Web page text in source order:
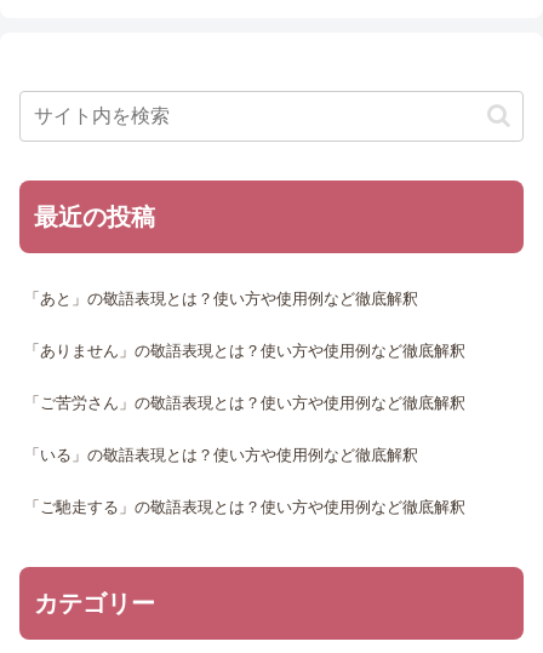
最近の投稿
「あと」の敬語表現とは？使い方や使用例など徹底解釈
「ありません」の敬語表現とは？使い方や使用例など徹底解釈
「ご苦労さん」の敬語表現とは？使い方や使用例など徹底解釈
「いる」の敬語表現とは？使い方や使用例など徹底解釈
「ご馳走する」の敬語表現とは？使い方や使用例など徹底解釈
カテゴリー